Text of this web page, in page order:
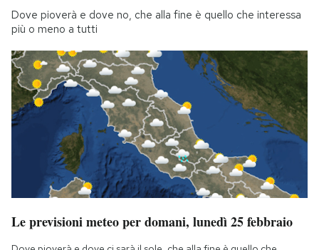
Dove pioverà e dove no, che alla fine è quello che interessa
più o meno a tutti
Le previsioni meteo per domani, lunedì 25 febbraio